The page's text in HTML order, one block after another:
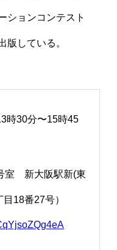
ションコンテスト
版している。
時30分〜15時45
新大阪駅新(東
18番27号）